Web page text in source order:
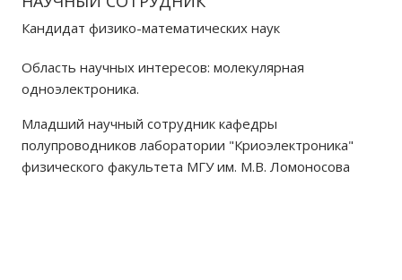
Кандидат физико-математических наук
Область научных интересов: молекулярная
одноэлектроника.
Младший научный сотрудник кафедры
полупроводников лаборатории "Криоэлектроника"
физического факультета МГУ им. М.В. Ломоносова